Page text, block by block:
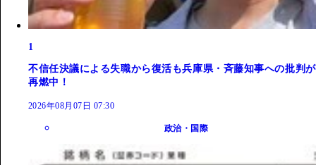
1
不信任決議による失職から復活も兵庫県・斉藤知事への批判が
再燃中！
2026年08月07日 07:30
政治・国際